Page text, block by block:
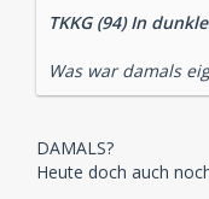
TKKG (94) In
Was war damals
DAMALS?
Heute doch auch